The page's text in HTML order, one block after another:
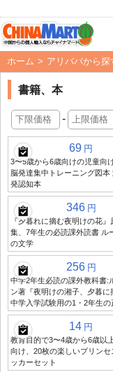
ホーム > アリババから探
書籍、本
-
69 円
3〜5歳から6歳向けの児童向
脳発達集中トレーニング図本
発認知本
346 円
『夕暮れに摘む夜明けの花
集、7年生の必読課外読書 ル
の文学
256 円
中学2年生必読の課外教科書:
ン著『夜明けの湘子、夕暮に
中学入学試験用の1・2年生の
14 円
教育目的で3〜4歳から6歳以
向け、20枚の楽しいプリンセ
ッカーセット